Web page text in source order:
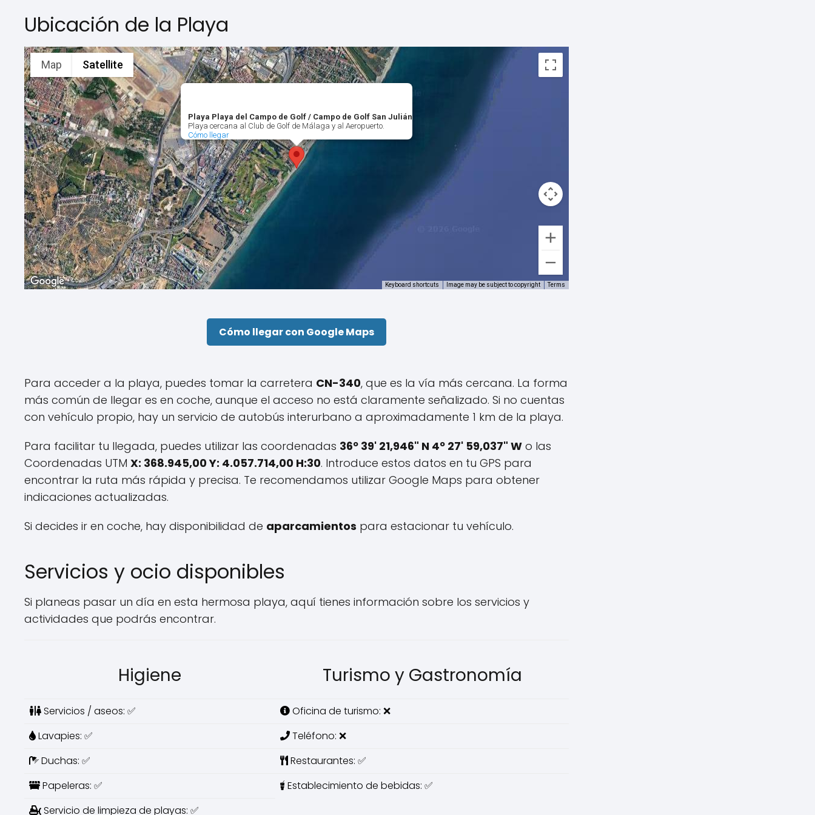
Ubicación de la Playa
Playa Playa del Campo de Golf / Campo de Golf San Julián
Playa cercana al Club de Golf de Málaga y al Aeropuerto.
Cómo llegar
Map Satellite
Keyboard shortcuts Image may be subject to copyright Terms
Cómo llegar con Google Maps
Para acceder a la playa, puedes tomar la carretera CN-340, que es la vía más cercana. La forma
más común de llegar es en coche, aunque el acceso no está claramente señalizado. Si no cuentas
con vehículo propio, hay un servicio de autobús interurbano a aproximadamente 1 km de la playa.
Para facilitar tu llegada, puedes utilizar las coordenadas 36º 39' 21,946" N 4º 27' 59,037" W o las
Coordenadas UTM X: 368.945,00 Y: 4.057.714,00 H:30. Introduce estos datos en tu GPS para
encontrar la ruta más rápida y precisa. Te recomendamos utilizar Google Maps para obtener
indicaciones actualizadas.
Si decides ir en coche, hay disponibilidad de aparcamientos para estacionar tu vehículo.
Servicios y ocio disponibles
Si planeas pasar un día en esta hermosa playa, aquí tienes información sobre los servicios y
actividades que podrás encontrar.
Higiene Turismo y Gastronomía
Servicios / aseos: ✅
Oficina de turismo: ❌
Lavapies: ✅
Teléfono: ❌
Duchas: ✅
Restaurantes: ✅
Papeleras: ✅
Establecimiento de bebidas: ✅
Servicio de limpieza de playas: ✅